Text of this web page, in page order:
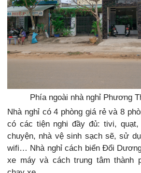
Phía ngoài nhà nghỉ Phương
Nhà nghỉ có 4 phòng giá rẻ và 8
có các tiện nghi đầy đủ: tivi,
chuyện, nhà vệ sinh sạch sẽ, sử
wifi… Nhà nghỉ cách biển Đổi
xe máy và cách trung tâm thành